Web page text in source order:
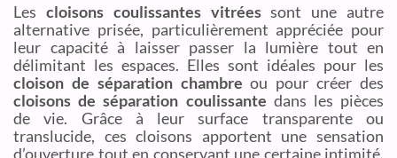
Les cloisons coulissantes vitréessont une autre
alternative prisée, particulièrement appréciée pour
leur capacité à laisser passer la lumière tout en
délimitant les espaces. Elles sont idéales pour les
cloison de séparation chambre ou pour créer des
cloisons de séparation coulissante dans les pièces
de vie. Grâce à leur surface transparente ou
translucide, ces cloisons apportent une sensation
d’ouverture tout en conservant une certaine intimité,